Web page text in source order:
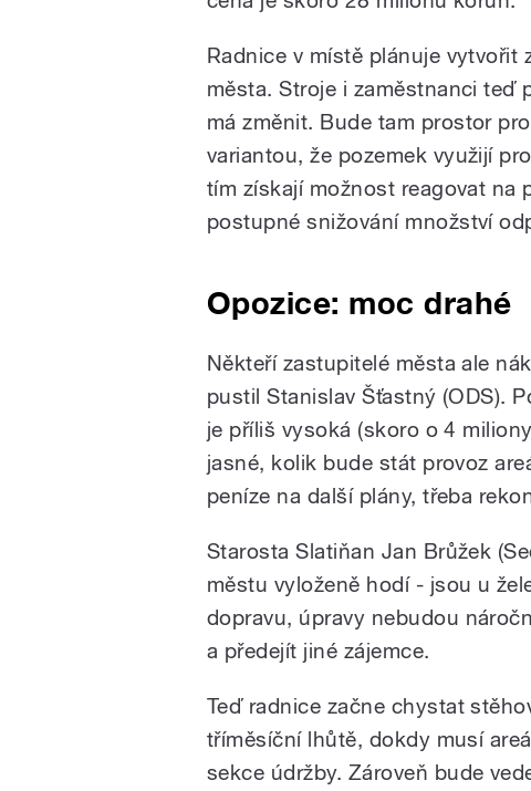
Radnice v místě plánuje
města. Stroje i zaměstnanci teď
má změnit. Bude tam prostor
variantou, že pozemek využijí
tím získají možnost reagovat na
postupné snižování množství
Opozice: moc drahé
Někteří zastupitelé města ale
pustil Stanislav Šťastný (ODS).
je příliš vysoká (skoro o 4
jasné, kolik bude stát provoz
peníze na další plány, třeba
Starosta Slatiňan Jan Brůžek
městu vyloženě hodí - jsou u
dopravu, úpravy nebudou
a předejít jiné zájemce.
Teď radnice začne chystat
tříměsíční lhůtě, dokdy musí
sekce údržby. Zároveň bude